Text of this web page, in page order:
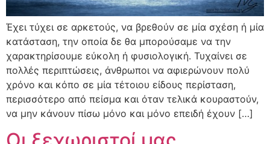
Έχει τύχει σε αρκετούς, να βρεθούν σε μία σχέση ή μία
κατάσταση, την οποία δε θα μπορούσαμε να την
χαρακτηρίσουμε εύκολη ή φυσιολογική. Τυχαίνει σε
πολλές περιπτώσεις, άνθρωποι να αφιερώνουν πολύ
χρόνο και κόπο σε μία τέτοιου είδους περίσταση,
περισσότερο από πείσμα και όταν τελικά κουραστούν,
να μην κάνουν πίσω μόνο και μόνο επειδή έχουν […]